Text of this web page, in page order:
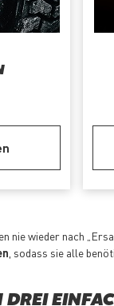
nie wieder nach
, sodass sie alle
DREI